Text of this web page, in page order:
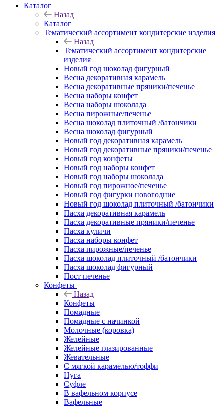
Каталог
Назад
Каталог
Тематический ассортимент кондитерские изделия
Назад
Тематический ассортимент кондитерские
изделия
Новый год шоколад фигурный
Весна декоративная карамель
Весна декоративные пряники/печенье
Весна наборы конфет
Весна наборы шоколада
Весна пирожные/печенье
Весна шоколад плиточный /батончики
Весна шоколад фигурный
Новый год декоративная карамель
Новый год декоративные пряники/печенье
Новый год конфеты
Новый год наборы конфет
Новый год наборы шоколада
Новый год пирожное/печенье
Новый год фигурки новогодние
Новый год шоколад плиточный /батончики
Пасха декоративная карамель
Пасха декоративные пряники/печенье
Пасха куличи
Пасха наборы конфет
Пасха пирожные/печенье
Пасха шоколад плиточный /батончики
Пасха шоколад фигурный
Пост печенье
Конфеты
Назад
Конфеты
Помадные
Помадные с начинкой
Молочные (коровка)
Желейные
Желейные глазированные
Жевательные
С мягкой карамелью/тоффи
Нуга
Суфле
В вафельном корпусе
Вафельные